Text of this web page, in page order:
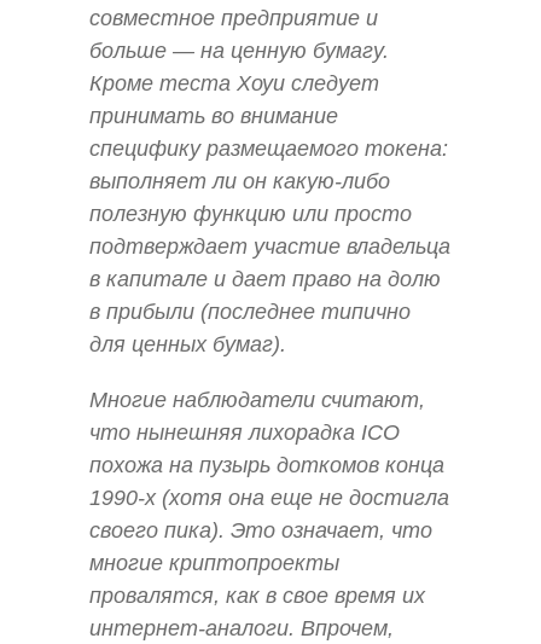
совместное предприятие и
больше — на ценную бумагу.
Кроме теста Хоуи следует
принимать во внимание
специфику размещаемого токена:
выполняет ли он какую-либо
полезную функцию или просто
подтверждает участие владельца
в капитале и дает право на долю
в прибыли (последнее типично
для ценных бумаг).
Многие наблюдатели считают,
что нынешняя лихорадка ICO
похожа на пузырь доткомов конца
1990-х (хотя она еще не достигла
своего пика). Это означает, что
многие криптопроекты
провалятся, как в свое время их
интернет-аналоги. Впрочем,